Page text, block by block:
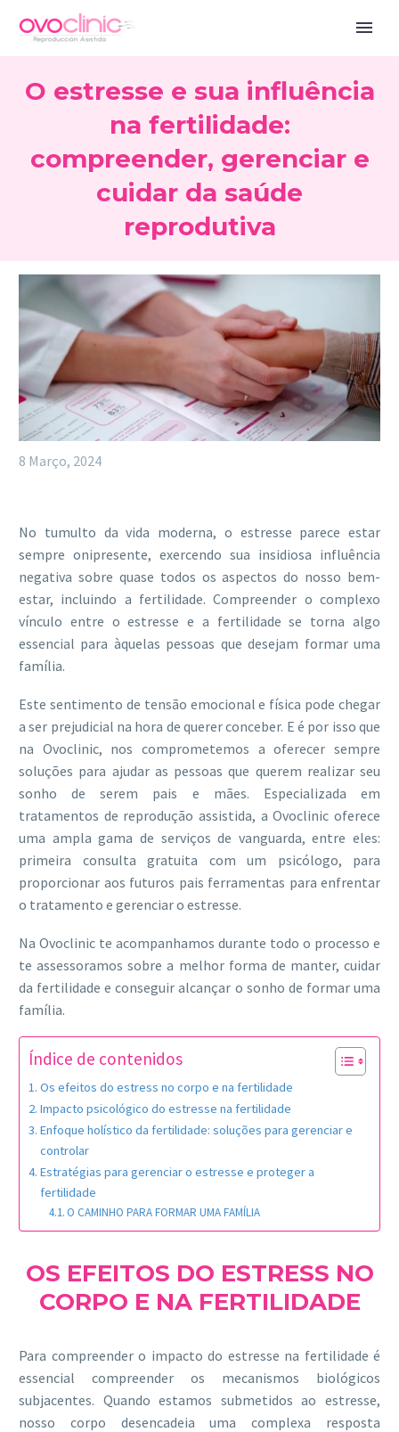
O estresse e sua influência
na fertilidade:
compreender, gerenciar e
cuidar da saúde
reprodutiva
8 Março, 2024
No tumulto da vida moderna, o estresse parece estar
sempre onipresente, exercendo sua insidiosa influência
negativa sobre quase todos os aspectos do nosso bem-
estar, incluindo a fertilidade. Compreender o complexo
vínculo entre o estresse e a fertilidade se torna algo
essencial para àquelas pessoas que desejam formar uma
família.
Este sentimento de tensão emocional e física pode chegar
a ser prejudicial na hora de querer conceber. E é por isso que
na Ovoclinic, nos comprometemos a oferecer sempre
soluções para ajudar as pessoas que querem realizar seu
sonho de serem pais e mães. Especializada em
tratamentos de reprodução assistida, a Ovoclinic oferece
uma ampla gama de serviços de vanguarda, entre eles:
primeira consulta gratuita com um psicólogo, para
proporcionar aos futuros pais ferramentas para enfrentar
o tratamento e gerenciar o estresse.
Na Ovoclinic te acompanhamos durante todo o processo e
te assessoramos sobre a melhor forma de manter, cuidar
da fertilidade e conseguir alcançar o sonho de formar uma
família.
Índice de contenidos
Os efeitos do estress no corpo e na fertilidade
Impacto psicológico do estresse na fertilidade
Enfoque holístico da fertilidade: soluções para gerenciar e
controlar
Estratégias para gerenciar o estresse e proteger a
fertilidade
O CAMINHO PARA FORMAR UMA FAMÍLIA
OS EFEITOS DO ESTRESS NO
CORPO E NA FERTILIDADE
Para compreender o impacto do estresse na fertilidade é
essencial compreender os mecanismos biológicos
subjacentes. Quando estamos submetidos ao estresse,
nosso corpo desencadeia uma complexa resposta